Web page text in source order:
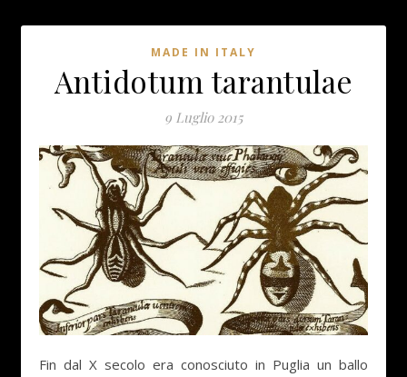
MADE IN ITALY
Antidotum tarantulae
9 Luglio 2015
Fin dal X secolo era conosciuto in Puglia un ballo